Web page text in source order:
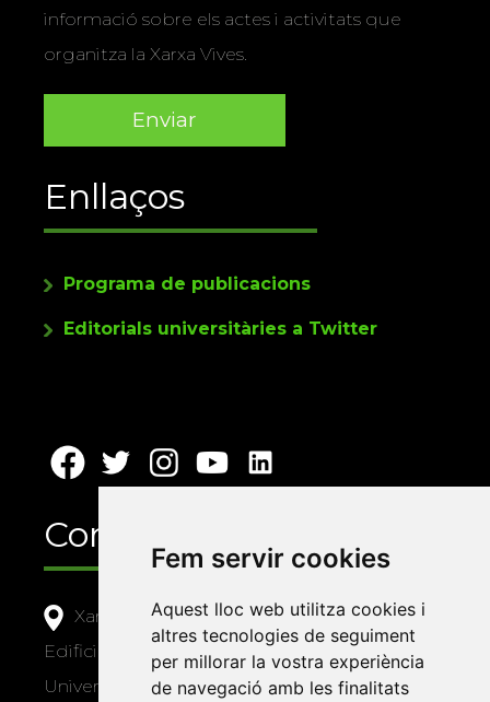
Fem servir cookies
Aquest lloc web utilitza cookies i
altres tecnologies de seguiment
per millorar la vostra experiència
de navegació amb les finalitats
informació sobre els actes i activitats que
organitza la Xarxa Vives.
Enllaços
Programa de publicacions
Editorials universitàries a Twitter
Contacte
Xarxa Vives d'Universitats
Edifici Àgora
Universitat Jaume I, local 10